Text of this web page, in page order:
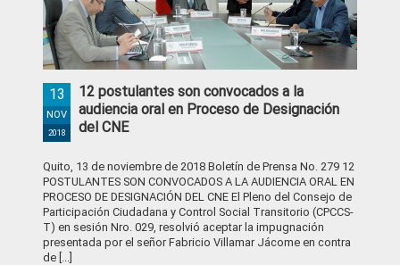
12 postulantes son convocados a la
audiencia oral en Proceso de Designación
del CNE
13
NOV
2018
Quito, 13 de noviembre de 2018 Boletín de Prensa No. 279 12
POSTULANTES SON CONVOCADOS A LA AUDIENCIA ORAL EN
PROCESO DE DESIGNACIÓN DEL CNE El Pleno del Consejo de
Participación Ciudadana y Control Social Transitorio (CPCCS-
T) en sesión Nro. 029, resolvió aceptar la impugnación
presentada por el señor Fabricio Villamar Jácome en contra
de [...]